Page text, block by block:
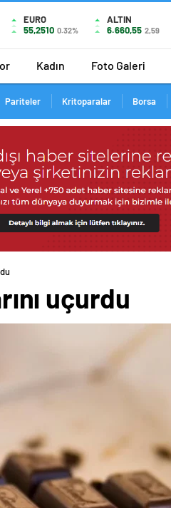
EURO
55,2510 0.32%
ALTIN
6.660,55 2,59
Kadın Foto Galeri
Pariteler Kritoparalar Borsa
uçurdu